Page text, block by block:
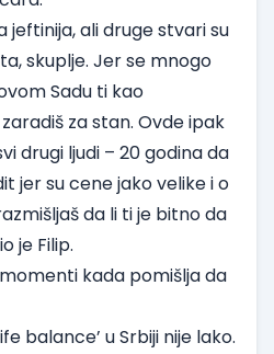
jeftinija, ali druge stvari su
skuplje. Jer se mnogo
Sadu ti kao
za stan. Ovde ipak
drugi ljudi – 20 godina da
jer su cene jako velike i o
da li ti je bitno da
je Filip.
kada pomišlja da
balance’ u Srbiji nije lako.